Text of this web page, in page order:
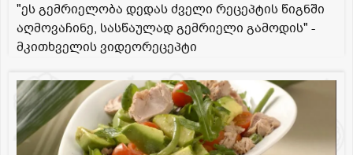
"ეს გემრიელობა დედას ძველი რეცეპტის წიგნში
აღმოვაჩინე, სასწაულად გემრიელი გამოდის" -
მკითხველის ვიდეორეცეპტი